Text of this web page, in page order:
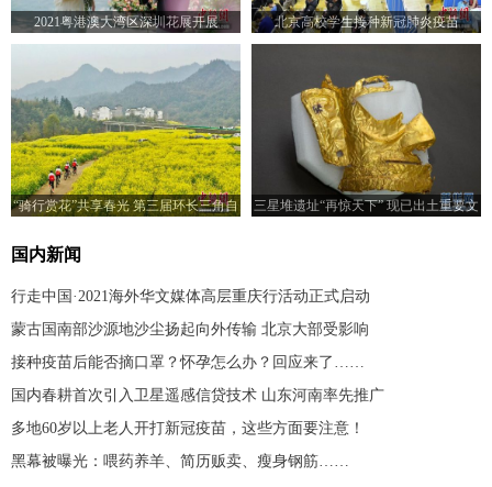
2021粤港澳大湾区深圳花展开展 北京高校学生接种新冠肺炎疫苗
“骑行赏花”共享春光 第三届环长三角自
三星堆遗址“再惊天下” 现已出土重要文
国内新闻
行走中国·2021海外华文媒体高层重庆行活动正式启动
蒙古国南部沙源地沙尘扬起向外传输 北京大部受影响
接种疫苗后能否摘口罩？怀孕怎么办？回应来了……
国内春耕首次引入卫星遥感信贷技术 山东河南率先推广
多地60岁以上老人开打新冠疫苗，这些方面要注意！
黑幕被曝光：喂药养羊、简历贩卖、瘦身钢筋……